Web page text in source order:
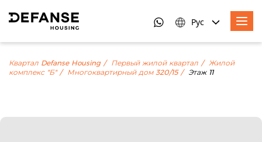
Рус
Квартал Defanse Housing Первый жилой квартал
Жилой
комплекс "Б"
Многоквартирный дом 320/15 Этаж 11